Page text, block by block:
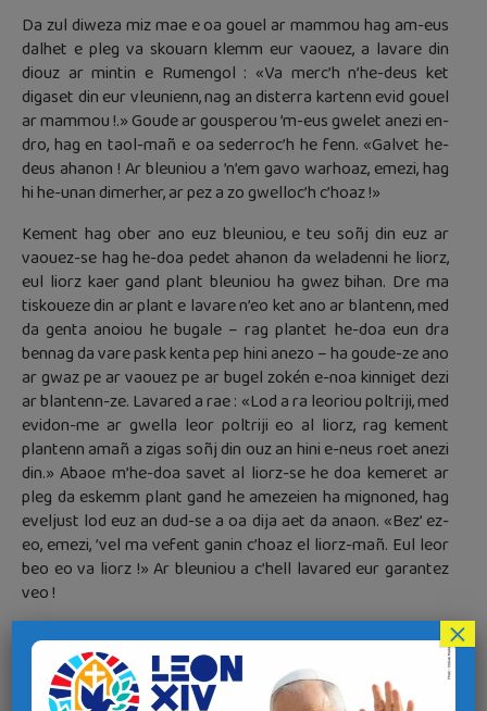
Da zul diweza miz mae e oa gouel ar mammou hag am-eus
dalhet e pleg va skouarn klemm eur vaouez, a lavare din
diouz ar mintin e Rumengol : «Va merc’h n’he-deus ket
digaset din eur vleunienn, nag an disterra kartenn evid gouel
ar mammou !.» Goude ar gousperou ’m-eus gwelet anezi en-
dro, hag en taol-mañ e oa sederroc’h he fenn. «Galvet he-
deus ahanon ! Ar bleuniou a ’n’em gavo warhoaz, emezi, hag
hi he-unan dimerher, ar pez a zo gwelloc’h c’hoaz !»
Kement hag ober ano euz bleuniou, e teu soñj din euz ar
vaouez-se hag he-doa pedet ahanon da weladenni he liorz,
eul liorz kaer gand plant bleuniou ha gwez bihan. Dre ma
tiskoueze din ar plant e lavare n’eo ket ano ar blantenn, med
da genta anoiou he bugale – rag plantet he-doa eun dra
bennag da vare pask kenta pep hini anezo – ha goude-ze ano
ar gwaz pe ar vaouez pe ar bugel zokén e-noa kinniget dezi
ar blantenn-ze. Lavared a rae : «Lod a ra leoriou poltriji, med
evidon-me ar gwella leor poltriji eo al liorz, rag kement
plantenn amañ a zigas soñj din ouz an hini e-neus roet anezi
din.» Abaoe m’he-doa savet al liorz-se he doa kemeret ar
pleg da eskemm plant gand he amezeien ha mignoned, hag
eveljust lod euz an dud-se a oa dija aet da anaon. «Bez’ ez-
eo, emezi, ’vel ma vefent ganin c’hoaz el liorz-mañ. Eul leor
beo eo va liorz !» Ar bleuniou a c’hell lavared eur garantez
veo !
Jardins
×